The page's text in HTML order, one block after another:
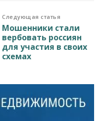
Следующая статья
Мошенники стали
вербовать россиян
для участия в своих
схемах